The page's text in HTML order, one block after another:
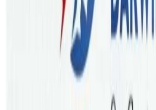
अनुसार संक्रिमितसंग एउटै घरमा
घण्टाभन्दा बढी समय बिताउनेलाई
बिहिबार बसेको राष्ट्रिय
कन्ट्याकमा आएकाहरुले खोपको
देखिएको दिनदेखि सात दिन क्वारेन्टिन